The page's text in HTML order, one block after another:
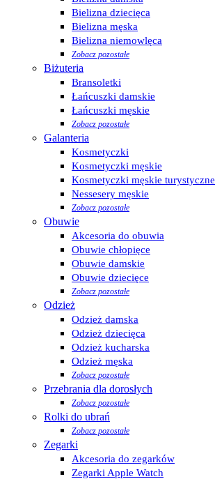
Bielizna dziecięca
Bielizna męska
Bielizna niemowlęca
Zobacz pozostałe
Biżuteria
Bransoletki
Łańcuszki damskie
Łańcuszki męskie
Zobacz pozostałe
Galanteria
Kosmetyczki
Kosmetyczki męskie
Kosmetyczki męskie turystyczne
Nessesery męskie
Zobacz pozostałe
Obuwie
Akcesoria do obuwia
Obuwie chłopięce
Obuwie damskie
Obuwie dziecięce
Zobacz pozostałe
Odzież
Odzież damska
Odzież dziecięca
Odzież kucharska
Odzież męska
Zobacz pozostałe
Przebrania dla dorosłych
Zobacz pozostałe
Rolki do ubrań
Zobacz pozostałe
Zegarki
Akcesoria do zegarków
Zegarki Apple Watch